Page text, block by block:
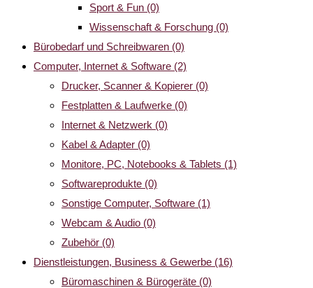
Sport & Fun (0)
Wissenschaft & Forschung (0)
Bürobedarf und Schreibwaren (0)
Computer, Internet & Software (2)
Drucker, Scanner & Kopierer (0)
Festplatten & Laufwerke (0)
Internet & Netzwerk (0)
Kabel & Adapter (0)
Monitore, PC, Notebooks & Tablets (1)
Softwareprodukte (0)
Sonstige Computer, Software (1)
Webcam & Audio (0)
Zubehör (0)
Dienstleistungen, Business & Gewerbe (16)
Büromaschinen & Bürogeräte (0)